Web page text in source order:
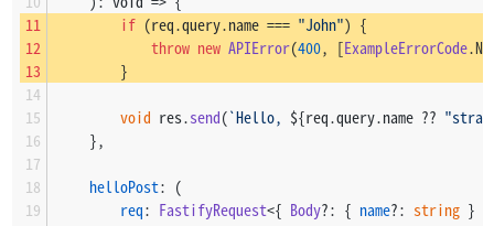
            validation,
        });
    }
});
...
if (req.query.name === "John") {
throw new APIError(400, [ExampleErrorCode.
        }
void res.send(`Hello, ${req.query.name ??
    },
helloPost: (
req: FastifyRequest<{ Body?: { name?: string }